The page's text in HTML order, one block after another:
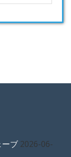
ブ 2026-06-